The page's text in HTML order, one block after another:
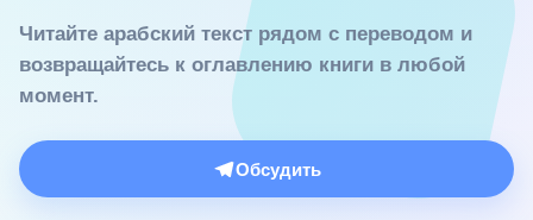
Читайте арабский текст рядом с переводом и
возвращайтесь к оглавлению книги в любой
момент.
Обсудить